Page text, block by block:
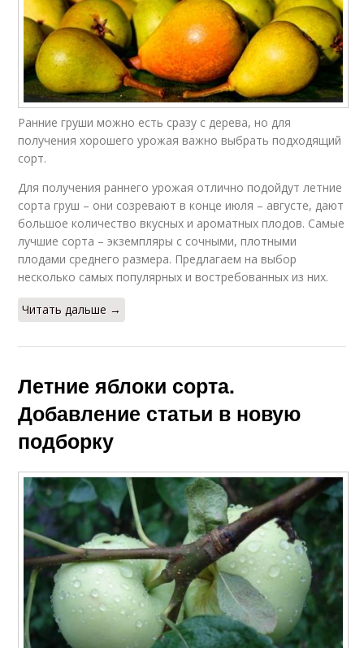
Ранние груши можно есть сразу с дерева, но для
получения хорошего урожая важно выбрать подходящий
сорт.
Для получения раннего урожая отлично подойдут летние
сорта груш – они созревают в конце июля – августе, дают
большое количество вкусных и ароматных плодов. Самые
лучшие сорта – экземпляры с сочными, плотными
плодами среднего размера. Предлагаем на выбор
несколько самых популярных и востребованных из них.
Читать дальше →
Летние яблоки сорта.
Добавление статьи в новую
подборку